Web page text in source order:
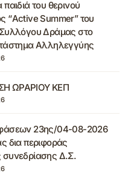
του θερινού
“Active Summer” του
Δράμας στο
Αλληλεγγύης
ΩΡΑΡΙΟΥ ΚΕΠ
23ης/04-08-2026
δια περιφοράς
Δ.Σ.